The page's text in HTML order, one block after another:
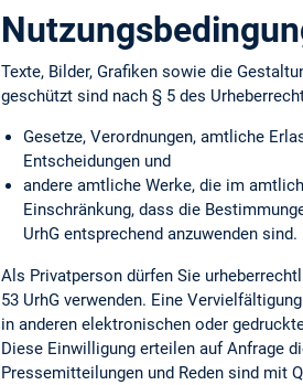
Texte, Bilder, Grafiken sowie die
geschützt sind nach § 5 des
Gesetze, Verordnungen, amtliche
Entscheidungen und
andere amtliche Werke, die im
Einschränkung, dass die
UrhG entsprechend anzuwenden sind.
Als Privatperson dürfen Sie
53 UrhG verwenden. Eine
in anderen elektronischen oder
Diese Einwilligung erteilen auf Anfrage
Pressemitteilungen und Reden sind mit